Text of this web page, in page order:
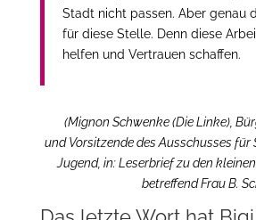
Stadt nicht passen. Aber genau
für diese Stelle. Denn diese
helfen und Vertrauen schaffen.
(Mignon Schwenke (Die Linke),
und Vorsitzende des Ausschusses für
Jugend, in: Leserbrief zu den
betreffend Frau B.